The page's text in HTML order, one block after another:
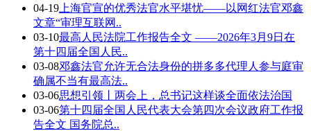
04-19 上海官宣的优秀法官水平堪忧——以网红法官邓鑫
文章“审理互联网..
03-10最高人民法院工作报告全文 ——2026年3月9日在
第十四届全国人民..
03-08邓鑫法官允许无合法身份的拼多多代理人参与庭审
确属不当有最高法..
03-06思想引领丨两会上，总书记这样谈全面依法治国
03-06第十四届全国人民代表大会第四次会议政府工作报
告全文 国务院总..